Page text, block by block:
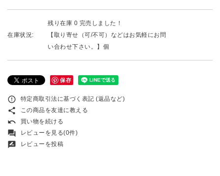
在庫状況:
残り在庫 0 完売しました！
【取り寄せ（可/不可）などはお気軽にお問
い合わせ下さい。】個
保存
error_outline 特定商取引法に基づく表記 (返品など)
share この商品を友達に教える
undo 買い物を続ける
forum レビューを見る(0件)
rate_review レビューを投稿